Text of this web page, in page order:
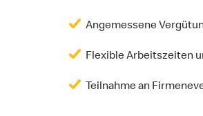
Angemessene
Flexible Arbeitszeiten
Teilnahme an